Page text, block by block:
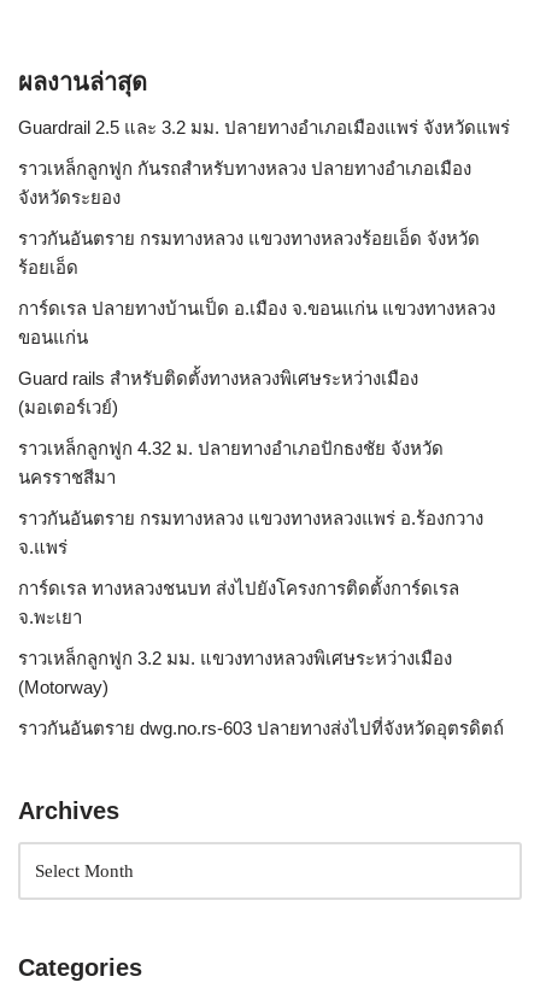
ผลงานล่าสุด
Guardrail 2.5 และ 3.2 มม. ปลายทางอำเภอเมืองแพร่ จังหวัดแพร่
ราวเหล็กลูกฟูก กันรถสําหรับทางหลวง ปลายทางอำเภอเมือง
จังหวัดระยอง
ราวกันอันตราย กรมทางหลวง แขวงทางหลวงร้อยเอ็ด จังหวัด
ร้อยเอ็ด
การ์ดเรล ปลายทางบ้านเป็ด อ.เมือง จ.ขอนแก่น แขวงทางหลวง
ขอนแก่น
Guard rails สำหรับติดตั้งทางหลวงพิเศษระหว่างเมือง
(มอเตอร์เวย์)
ราวเหล็กลูกฟูก 4.32 ม. ปลายทางอำเภอปักธงชัย จังหวัด
นครราชสีมา
ราวกันอันตราย กรมทางหลวง แขวงทางหลวงแพร่ อ.ร้องกวาง
จ.แพร่
การ์ดเรล ทางหลวงชนบท ส่งไปยังโครงการติดตั้งการ์ดเรล
จ.พะเยา
ราวเหล็กลูกฟูก 3.2 มม. แขวงทางหลวงพิเศษระหว่างเมือง
(Motorway)
ราวกันอันตราย dwg.no.rs-603 ปลายทางส่งไปที่จังหวัดอุตรดิตถ์
Archives
Categories